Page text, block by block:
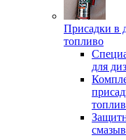
Присадки в
топливо
для